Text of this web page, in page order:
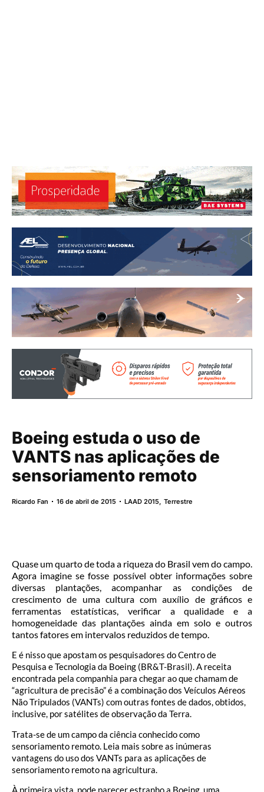
Boeing estuda o uso de
VANTS nas aplicações de
sensoriamento remoto
Ricardo Fan 16 de abril de 2015 LAAD 2015,Terrestre
Quase um quarto de toda a riqueza do Brasil vem do campo.
Agora imagine se fosse possível obter informações sobre
diversas plantações, acompanhar as condições de
crescimento de uma cultura com auxílio de gráficos e
ferramentas estatísticas, verificar a qualidade e a
homogeneidade das plantações ainda em solo e outros
tantos fatores em intervalos reduzidos de tempo.
E é nisso que apostam os pesquisadores do Centro de
Pesquisa e Tecnologia da Boeing (BR&T-Brasil). A receita
encontrada pela companhia para chegar ao que chamam de
“agricultura de precisão” é a combinação dos Veículos Aéreos
Não Tripulados (VANTs) com outras fontes de dados, obtidos,
inclusive, por satélites de observação da Terra.
Trata-se de um campo da ciência conhecido como
sensoriamento remoto. Leia mais sobre as inúmeras
vantagens do uso dos VANTs para as aplicações de
sensoriamento remoto na agricultura.
À primeira vista, pode parecer estranho a Boeing, uma